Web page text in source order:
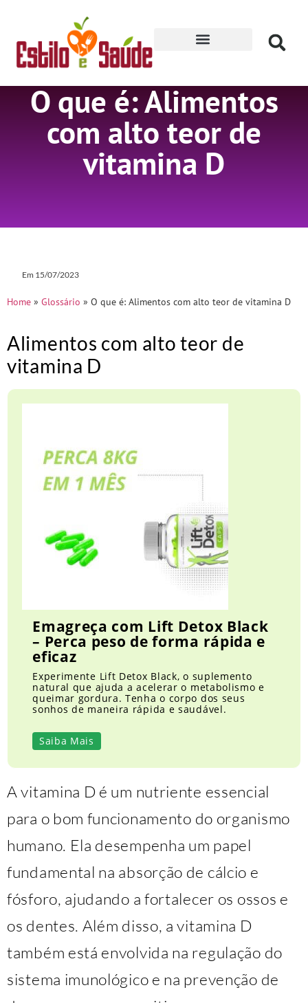
O que é: Alimentos
com alto teor de
vitamina D
Em 15/07/2023
Home » Glossário » O que é: Alimentos com alto teor de vitamina D
Alimentos com alto teor de
vitamina D
Emagreça com Lift Detox Black
– Perca peso de forma rápida e
eficaz
Experimente Lift Detox Black, o suplemento
natural que ajuda a acelerar o metabolismo e
queimar gordura. Tenha o corpo dos seus
sonhos de maneira rápida e saudável.
Saiba Mais
A vitamina D é um nutriente essencial
para o bom funcionamento do organismo
humano. Ela desempenha um papel
fundamental na absorção de cálcio e
fósforo, ajudando a fortalecer os ossos e
os dentes. Além disso, a vitamina D
também está envolvida na regulação do
sistema imunológico e na prevenção de